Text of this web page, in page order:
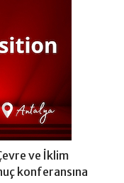
ve İklim
konferansına